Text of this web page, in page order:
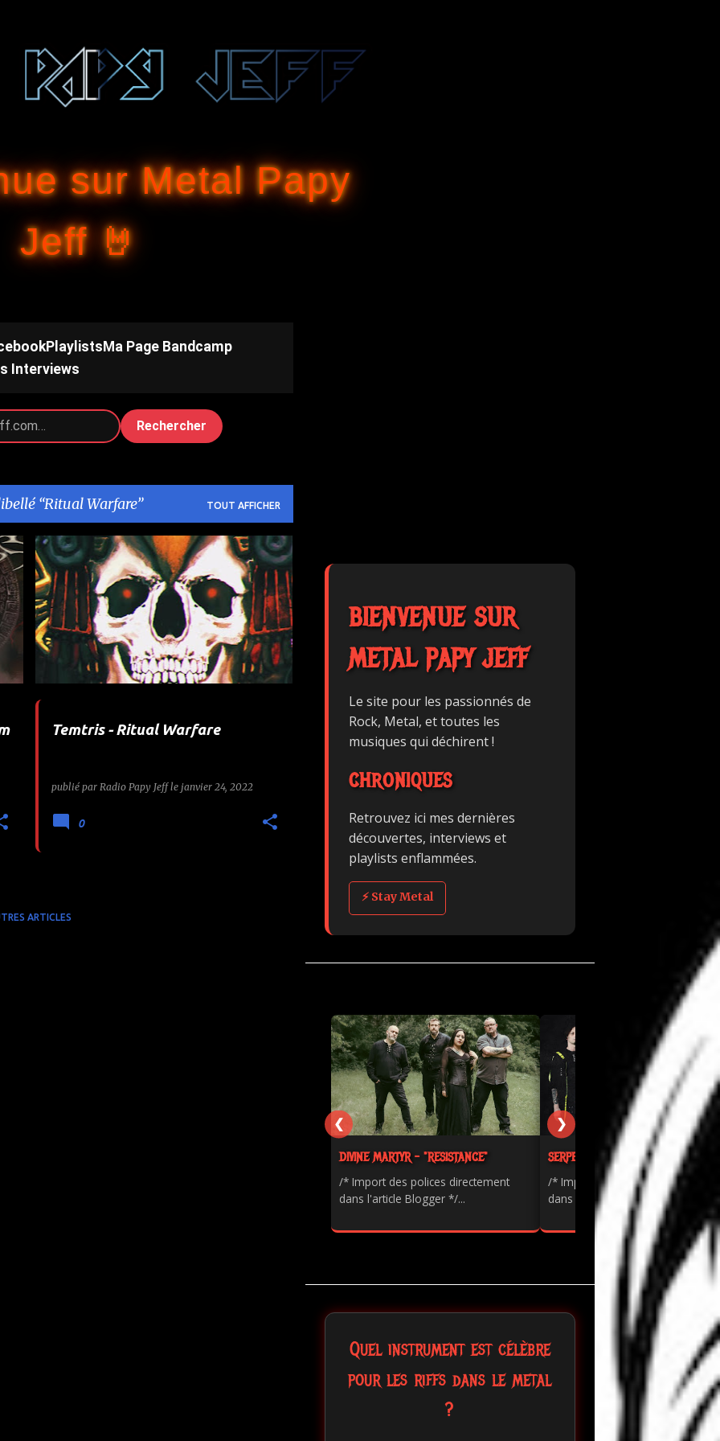
sur Metal Papy
Jeff 🤘
Playlists Ma Page Bandcamp
Interviews
Rechercher
Ritual Warfare TOUT AFFICHER
Temtris - Ritual Warfare
publié par Radio Papy Jeff le janvier 24, 2022
RITUAL WARFARE TEMTRIS
0
ARTICLES
BIENVENUE SUR
METAL PAPY JEFF
Le site pour les passionnés de
Rock, Metal, et toutes les
musiques qui déchirent !
CHRONIQUES
Retrouvez ici mes dernières
découvertes, interviews et
playlists enflammées.
⚡ Stay Metal
DIVINE MARTYR - "RESISTANCE"
/* Import des polices directement
dans l'article Blogger */...
SERPENTS - "PAINKILLER"
/* Import des polices directement
dans l'article Blogger */...
❮ ❯
Quel instrument est célèbre
pour les riffs dans le metal
?